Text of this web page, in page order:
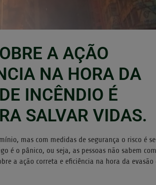
A AÇÃO
NA HORA DA
INCÊNDIO É
SALVAR VIDAS.
mas com medidas de segurança o risco é
é o pânico, ou seja, as pessoas não sabem
a ação correta e eficiência na hora da evasão